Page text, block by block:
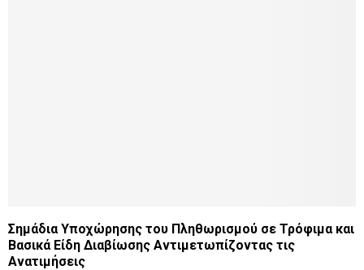
Σημάδια Υποχώρησης του Πληθωρισμού σε Τρόφιμα και
Βασικά Είδη Διαβίωσης Αντιμετωπίζοντας τις
Ανατιμήσεις